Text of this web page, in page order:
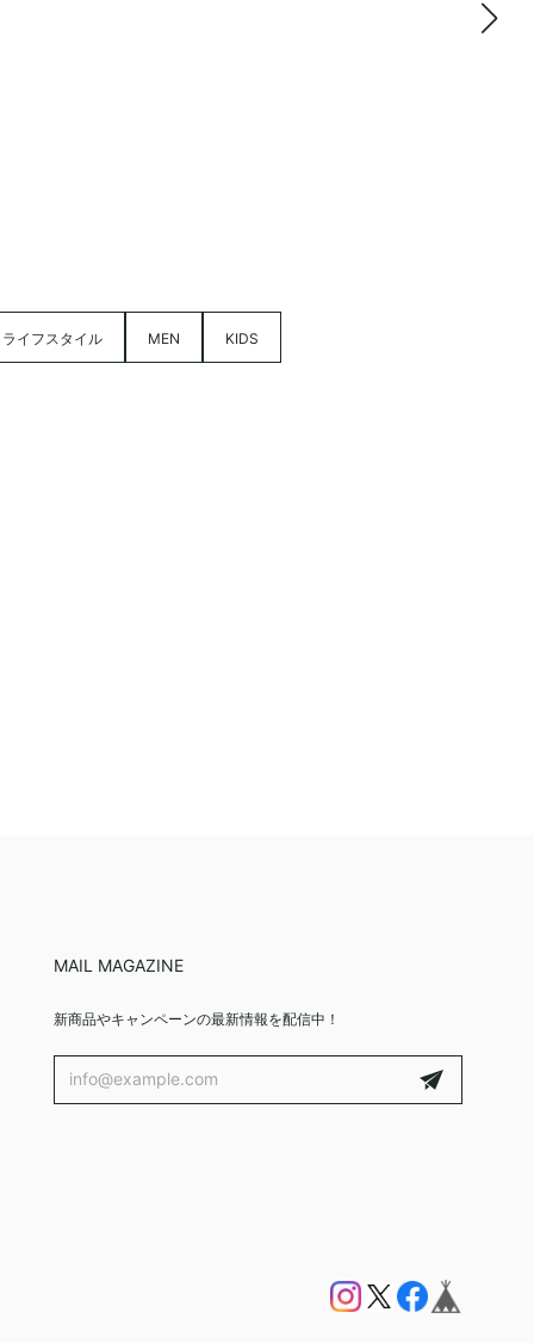
ライフスタイル MEN KIDS
MAIL MAGAZINE
新商品やキャンペーンの最新情報を配信中！